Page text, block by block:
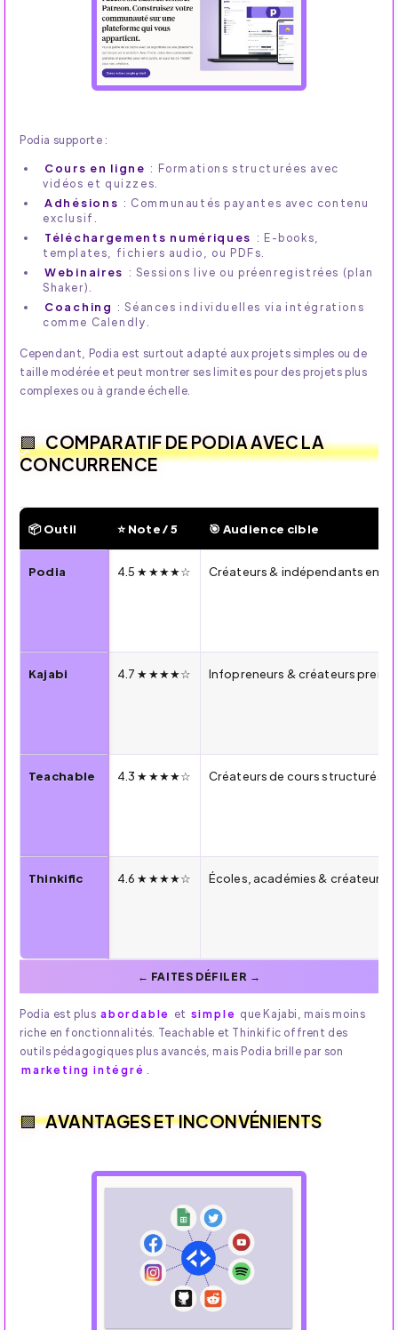
Podia supporte :
Cours en ligne : Formations structurées avec
vidéos et quizzes.
Adhésions : Communautés payantes avec contenu
exclusif.
Téléchargements numériques : E-books,
templates, fichiers audio, ou PDFs.
Webinaires : Sessions live ou préenregistrées (plan
Shaker).
Coaching : Séances individuelles via intégrations
comme Calendly.
Cependant, Podia est surtout adapté aux projets simples ou de
taille modérée et peut montrer ses limites pour des projets plus
complexes ou à grande échelle.
COMPARATIF DE PODIA AVEC LA
CONCURRENCE
🔍 Comparatif 2026 — Podia vs Kajabi vs Teachable vs
📦 Outil ⭐ Note / 5 🎯 Audience cible
Podia 4.5 ★★★★☆ Créateurs & indépendants en
Kajabi 4.7 ★★★★☆ Infopreneurs & créateurs
Teachable 4.3 ★★★★☆ Créateurs de cours structurés,
Thinkific 4.6 ★★★★☆ Écoles, académies & créateurs
Podia est plus abordable et simple que Kajabi, mais moins
riche en fonctionnalités. Teachable et Thinkific offrent des
outils pédagogiques plus avancés, mais Podia brille par son
marketing intégré .
AVANTAGES ET INCONVÉNIENTS